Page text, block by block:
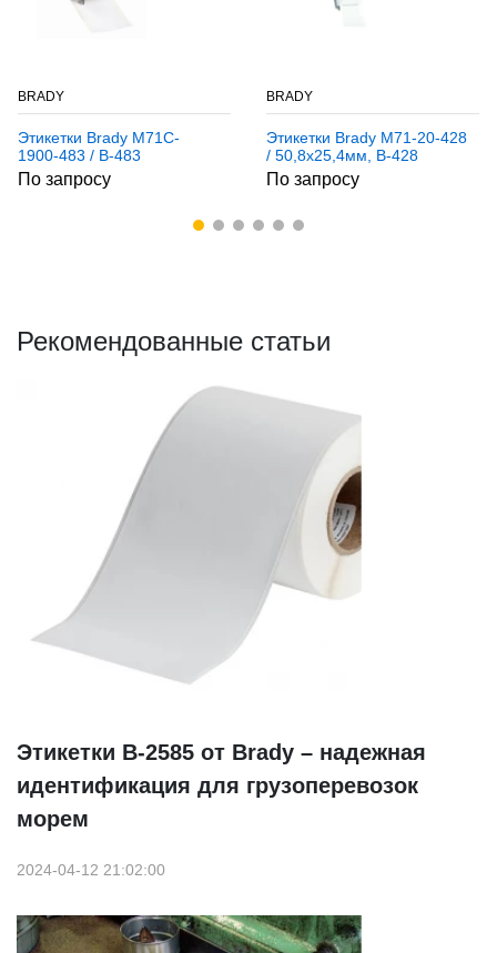
BRADY
Этикетки Brady M71C-
1900-483 / B-483
По запросу
BRADY
Этикетки Brady M71-20-428
/ 50,8x25,4мм, B-428
По запросу
Рекомендованные статьи
Этикетки B-2585 от Brady – надежная
идентификация для грузоперевозок
морем
2024-04-12 21:02:00